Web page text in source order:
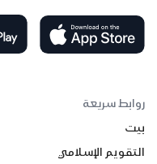
روابط سريعة
بيت
التقويم الإسلامي